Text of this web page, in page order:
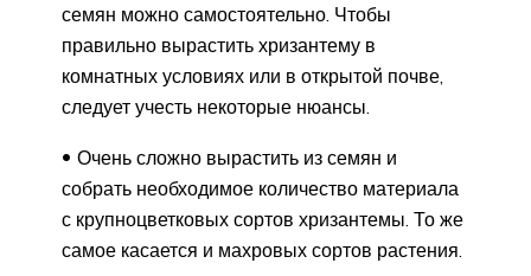
семян можно самостоятельно. Чтобы
правильно вырастить хризантему в
комнатных условиях или в открытой почве,
следует учесть некоторые нюансы.
Очень сложно вырастить из семян и
собрать необходимое количество материала
с крупноцветковых сортов хризантемы. То же
самое касается и махровых сортов растения.